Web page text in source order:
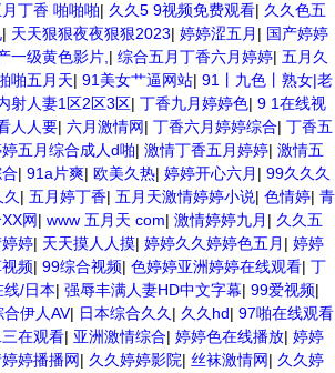
丁香 啪啪啪| 久久5 9视频免费观看| 久久色五
| 天天狠狠夜夜狠狠2023| 婷婷涩五月 | 国产婷婷
一级黄色影片, | 综合五月丁香六月婷婷| 五月久
啪五月天| 91美女艹逼网站| 91丨九色丨熟女|老
射人妻1区2区3区| 丁香九月婷婷色| 9 1在线视
人人要| 六月激情网| 丁香六月婷婷综合| 丁香五
五月综合成人d啪| 激情丁香五月婷婷| 激情五
| 91a片爽| 欧美久热| 婷婷开心六月 | 99久久久
| 五月婷丁香| 五月天激情婷婷小说| 色情婷| 青
网| www 五月天 com| 激情婷婷九月 | 久久五
婷| 天天摸人人摸| 婷婷久久婷婷色五月 | 婷婷
频| 99综合视频| 色婷婷亚洲婷婷在线观看| 丁
线/日本| 强辱丰满人妻HD中文字幕| 99爱视频|
合伊人AV| 日本综合久久 | 久久hd| 97啪在线观看
在观看| 亚洲激情综合| 婷婷色在线播放| 婷婷
婷播播网| 久久婷婷影院| 丝袜激情网| 久久婷